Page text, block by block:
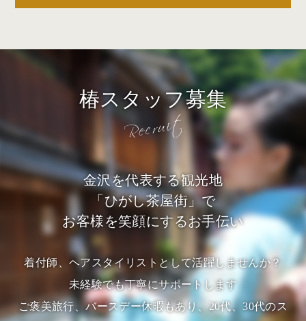
椿スタッフ募集
金沢を代表する観光地
「ひがし茶屋街」で
お客様を笑顔にするお手伝い
着付師、ヘアスタイリストとして活躍しませんか？
未経験でも丁寧にサポートします
ご褒美旅行、バースデー休暇もあり、20代、30代のス